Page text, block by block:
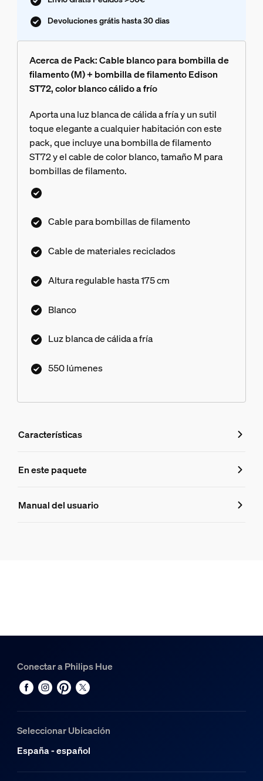
Devoluciones grátis hasta 30 dias
Acerca de Pack: Cable blanco para bombilla de
filamento (M) + bombilla de filamento Edison
ST72, color blanco cálido a frío
Aporta una luz blanca de cálida a fría y un sutil
toque elegante a cualquier habitación con este
pack, que incluye una bombilla de filamento
ST72 y el cable de color blanco, tamaño M para
bombillas de filamento.
Cable para bombillas de filamento
Cable de materiales reciclados
Altura regulable hasta 175 cm
Blanco
Luz blanca de cálida a fría
550 lúmenes
Características
Características
8719514871069
En este paquete
Manual del usuario
Conectar a Philips Hue
Seleccionar Ubicación
España - español